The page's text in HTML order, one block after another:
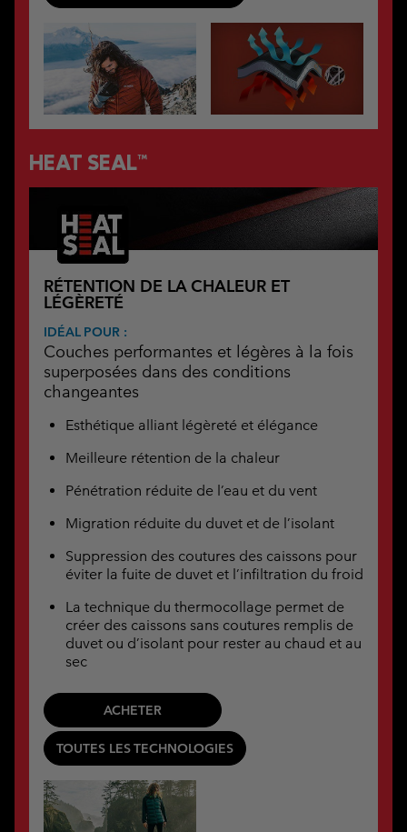
HEAT SEAL™
RÉTENTION DE LA CHALEUR ET
LÉGÈRETÉ
IDÉAL POUR :
Couches performantes et légères à la fois
superposées dans des conditions
changeantes
Esthétique alliant légèreté et élégance
Meilleure rétention de la chaleur
Pénétration réduite de l’eau et du vent
Migration réduite du duvet et de l’isolant
Suppression des coutures des caissons pour
éviter la fuite de duvet et l’infiltration du froid
La technique du thermocollage permet de
créer des caissons sans coutures remplis de
duvet ou d’isolant pour rester au chaud et au
sec
ACHETER
TOUTES LES TECHNOLOGIES